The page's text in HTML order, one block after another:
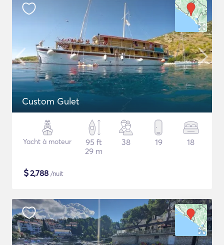
Custom Gulet
Yacht à moteur
95 ft
29 m
38 19 18
$2,788 /nuit